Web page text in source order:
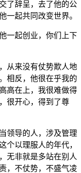
了辞呈，去了他的公
一起共同改变世界。
一起创业，你们上下
从来没有仗势欺人地
相反，他很在乎我的
高在上，我很难做得
很开心，得到了尊
领导的人，涉及管理
个以理服人的年代，
无非就是多站在别人
，不仗势，不盛气凌